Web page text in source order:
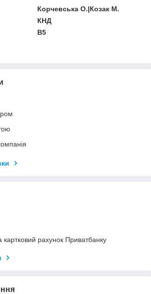
Корчевська О.|Козак М.
КНД
В5
рахунок Приватбанку